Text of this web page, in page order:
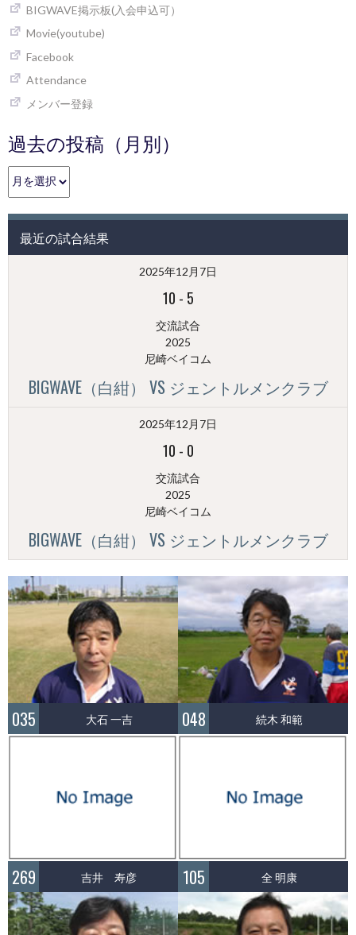
BIGWAVE掲示板(入会申込可）
Movie(youtube)
Facebook
Attendance
メンバー登録
過去の投稿（月別）
過
去
投
（月
最近の試合結果
2025年12月7日
10 - 5
交流試合
2025
尼崎ベイコム
BIGWAVE（白紺） VS ジェントルメンクラブ
2025年12月7日
10 - 0
交流試合
2025
尼崎ベイコム
BIGWAVE（白紺） VS ジェントルメンクラブ
035 大石 一吉 048 続木 和範
269 吉井 寿彦 105 全 明康